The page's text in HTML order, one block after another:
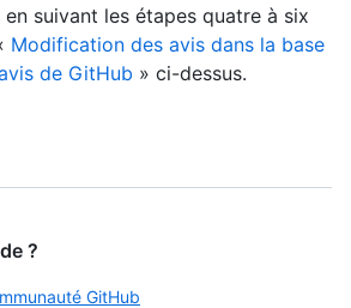
en suivant les étapes quatre à six
Modification des avis dans la base
de GitHub » ci-dessus.
?
GitHub